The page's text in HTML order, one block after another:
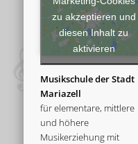
zu akzeptieren und
diesen Inhalt zu
aktivieren
Musikschule der Stadt
Mariazell
für elementare, mittlere
und höhere
Musikerziehung mit